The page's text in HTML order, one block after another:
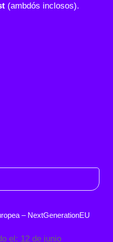
(ambdós inclosos).
– NextGenerationEU